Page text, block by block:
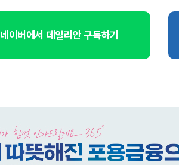
네이버에서 데일리안 구독하기